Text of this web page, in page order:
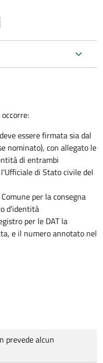
essere firmata sia dal
nominato), con allegato le
di entrambi
di Stato civile del
per la consegna
d'identità
per le DAT la
e il numero annotato nel
prevede alcun